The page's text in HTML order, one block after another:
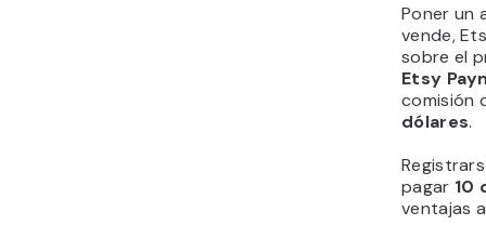
Poner un
vende,
sobre el
Etsy
comisión
dólares.
pagar 10
ventajas